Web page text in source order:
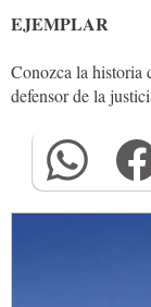
EJEMPLAR
Conozca la historia
defensor de la